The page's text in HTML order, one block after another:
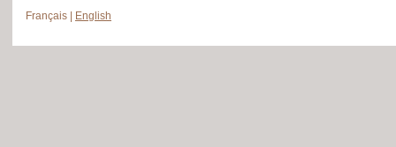
Français English